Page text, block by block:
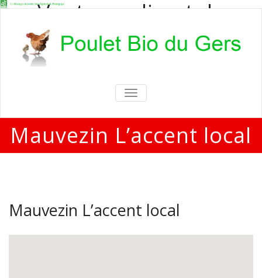
Vente en direct de
poulets bio
Vente en direct de poulets bio aux
particuliers et professionnels
TOGGLE
NAVIGATION
Mauvezin L’accent local
Mauvezin L’accent local